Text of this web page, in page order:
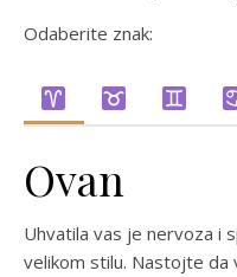
Odaberite znak:
Ovan
Uhvatila vas je nervoza i
velikom stilu. Nastojte da